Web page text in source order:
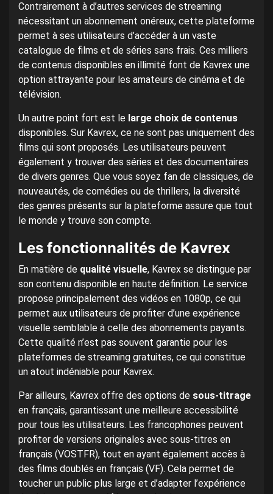
Contrairement à d’autres services de streaming
nécessitant un abonnement onéreux, cette plateforme
permet à ses utilisateurs d’accéder à un vaste
catalogue de films et de séries sans frais. Ces milliers
de contenus disponibles en illimité font de Kavrex une
option attrayante pour les amateurs de cinéma et de
télévision.
Un autre point fort est le large choix de contenus
disponibles. Sur Kavrex, ce ne sont pas uniquement des
films qui sont proposés. Les utilisateurs peuvent
également y trouver des séries et des documentaires
de divers genres. Que vous soyez fan de classiques, de
nouveautés, de comédies ou de thrillers, la diversité
des genres présents sur la plateforme assure que tout
le monde y trouve son compte.
Les fonctionnalités de Kavrex
En matière de qualité visuelle, Kavrex se distingue par
son contenu disponible en haute définition. Le service
propose principalement des vidéos en 1080p, ce qui
permet aux utilisateurs de profiter d’une expérience
visuelle semblable à celle des abonnements payants.
Cette qualité n’est pas souvent garantie pour les
plateformes de streaming gratuites, ce qui constitue
un atout indéniable pour Kavrex.
Par ailleurs, Kavrex offre des options de sous-titrage
en français, garantissant une meilleure accessibilité
pour tous les utilisateurs. Les francophones peuvent
profiter de versions originales avec sous-titres en
français (VOSTFR), tout en ayant également accès à
des films doublés en français (VF). Cela permet de
toucher un public plus large et d’adapter l’expérience